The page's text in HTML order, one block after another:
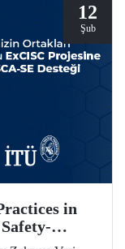
12
Şub
in
Ufuk